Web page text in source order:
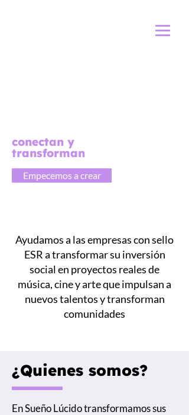
conectan y
transforman
Empecemos a crear
Ayudamos a las empresas con sello
ESRa transformar su inversión
social en proyectos reales de
música, cine y arte que impulsan a
nuevos talentos y transforman
comunidades
¿Quienes somos?
En Sueño Lúcido transformamos sus